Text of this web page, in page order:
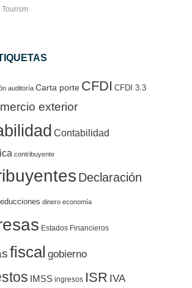
auditoría Carta porte CFDI CFDI 3.3
exterior
Contabilidad
contribuyente
Declaración
dinero economía
Estados Financieros
fiscal gobierno
IMSS ingresos ISR IVA